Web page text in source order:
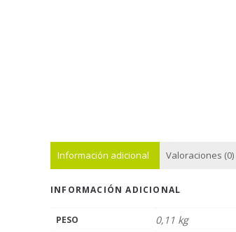
Información adicional Valoraciones (0)
INFORMACIÓN ADICIONAL
PESO 0,11 kg